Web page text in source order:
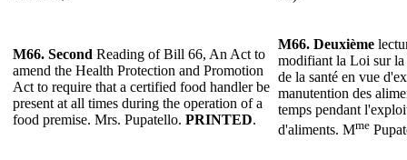
M66. Second Reading of Bill 66, An Act to
amend the Health Protection and Promotion
Act to require that a certified food handler be
present at all times during the operation of a
food premise. Mrs. Pupatello. PRINTED.
M66. Deuxième
modifiant la Loi sur
de la santé en vue
manutention des
temps pendant
d'aliments. Mme